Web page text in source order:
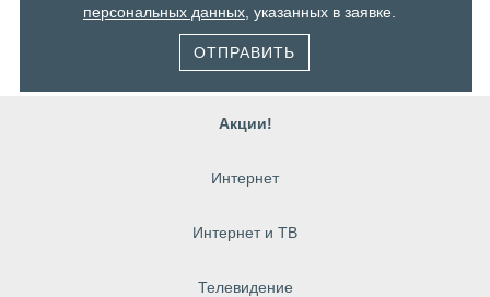
персональных данных , указанных в заявке.
ОТПРАВИТЬ
Акции!
Интернет
Интернет и ТВ
Телевидение